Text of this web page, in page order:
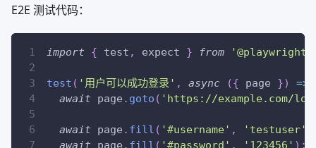
E2E 测试代码：
import { test , expect } from
test ( '用户可以成功登录' , async ({ page }) =>
await page . goto ( 'https://example.com/
await page . fill ( '#username' , 'testuser'
await page . fill ( '#password' , '123456' ) ;